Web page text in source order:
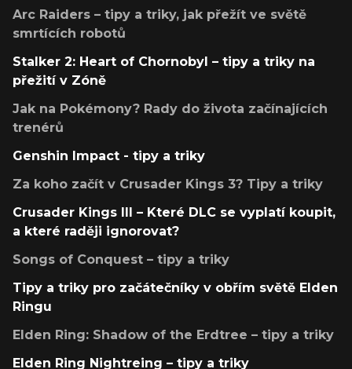
Arc Raiders – tipy a triky, jak přežít ve světě
smrtících robotů
Stalker 2: Heart of Chornobyl – tipy a triky na
přežití v Zóně
Jak na Pokémony? Rady do života začínajících
trenérů
Genshin Impact - tipy a triky
Za koho začít v Crusader Kings 3? Tipy a triky
Crusader Kings III – Které DLC se vyplatí koupit,
a které raději ignorovat?
Songs of Conquest – tipy a triky
Tipy a triky pro začátečníky v obřím světě Elden
Ringu
Elden Ring: Shadow of the Erdtree – tipy a triky
Elden Ring Nightreing – tipy a triky